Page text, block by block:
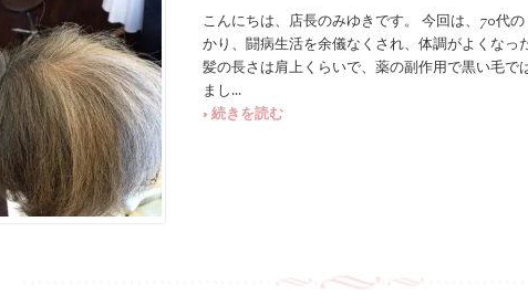
こんにちは、店長のみゆきです。 今回は、70代
かり、闘病生活を余儀なくされ、体調がよくなっ
髪の長さは肩上くらいで、薬の副作用で黒い毛で
まし...
» 続きを読む